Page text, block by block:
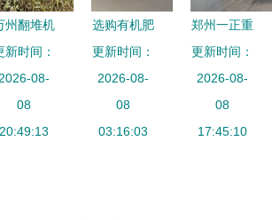
处理技术
州翻堆机
热销欧盟
中国制造再
创海外佳绩
新时间：
2026-08-
08
20:49:13
选购有机肥
设备的原因
及其核心作
用解析
更新时间：
2026-08-
08
03:16:03
郑州一正重
工机械 有
机肥设备与
行走式翻堆
机的创新解
更新时间：
2026-08-
08
17:45:10